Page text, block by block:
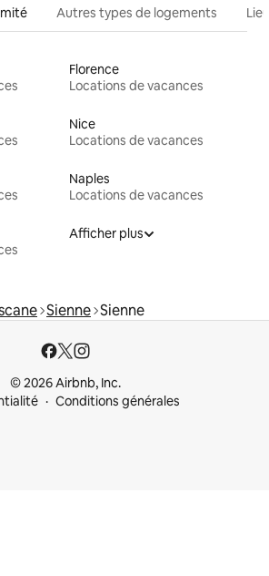
Autres types de logements
Florence
Locations de vacances
Nice
Locations de vacances
Naples
Locations de vacances
Afficher plus
Sienne Sienne
© 2026 Airbnb, Inc.
Conditions générales